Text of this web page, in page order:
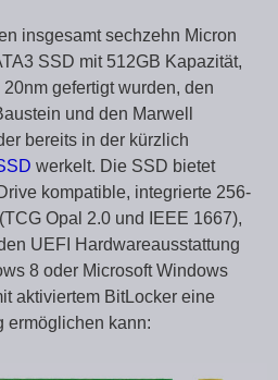
insgesamt sechzehn Micron
SSD mit 512GB Kapazität,
gefertigt wurden, den
und den Marwell
bereits in der kürzlich
werkelt. Die SSD bietet
kompatible, integrierte 256-
Opal 2.0 und IEEE 1667),
UEFI Hardwareausstattung
8 oder Microsoft Windows
aktiviertem BitLocker eine
ermöglichen kann: